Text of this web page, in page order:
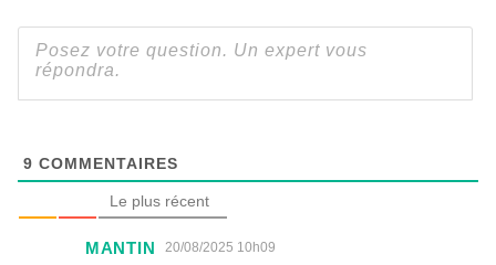
9 COMMENTAIRES
Le plus récent
MANTIN 20/08/2025 10h09